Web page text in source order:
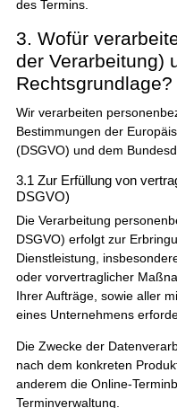
des Termins.
3. Wofür
der Verarbeitung)
Rechtsgrundlage?
Wir verarbeiten
Bestimmungen der
(DSGVO) und dem
3.1 Zur Erfüllung von
DSGVO)
Die Verarbeitung
DSGVO) erfolgt zur
Dienstleistung,
oder vorvertraglicher
Ihrer Aufträge, sowie aller
eines Unternehmens
Die Zwecke der
nach dem konkreten
anderem die Online-
Terminverwaltung.